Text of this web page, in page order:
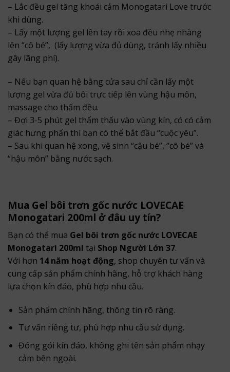
– Lắc đều gel tăng khoái cảm Monogatari Love trước
khi dùng.
– Lấy một lượng gel lên tay rồi xoa đều nhẹ nhàng
lên “cô bé”, (lấy lượng vừa đủ dùng, tránh lấy nhiều
gây lãng phí).
– Nếu bạn quan hệ bằng cửa sau chỉ cần lấy một
lượng gel vừa đủ bôi trực tiếp lên vùng hậu môn,
massage cho thấm đều.
– Đợi 3-5 phút gel thẩm thấu vào vùng kín, có có cảm
giác hưng phấn thì bạn có thể bắt đầu “cuộc yêu”.
– Sau khi quan hệ xong, vệ sinh “cậu bé”, “cô bé” và
“hậu môn” bằng nước sạch.
Mua Gel bôi trơn gốc nước LOVECAE
Monogatari 200ml ở đâu uy tín?
Bạn có thể mua Gel bôi trơn gốc nước LOVECAE
Monogatari 200ml tại Shop Người Lớn 37.
Với hơn 14 năm hoạt động, shop chuyên tư vấn và
cung cấp sản phẩm chính hãng, hỗ trợ khách hàng
lựa chọn kín đáo, phù hợp nhu cầu.
Sản phẩm chính hãng, thông tin rõ ràng.
Tư vấn riêng tư, phù hợp nhu cầu sử dụng.
Đóng gói kín đáo, không ghi tên sản phẩm nhạy
cảm bên ngoài.